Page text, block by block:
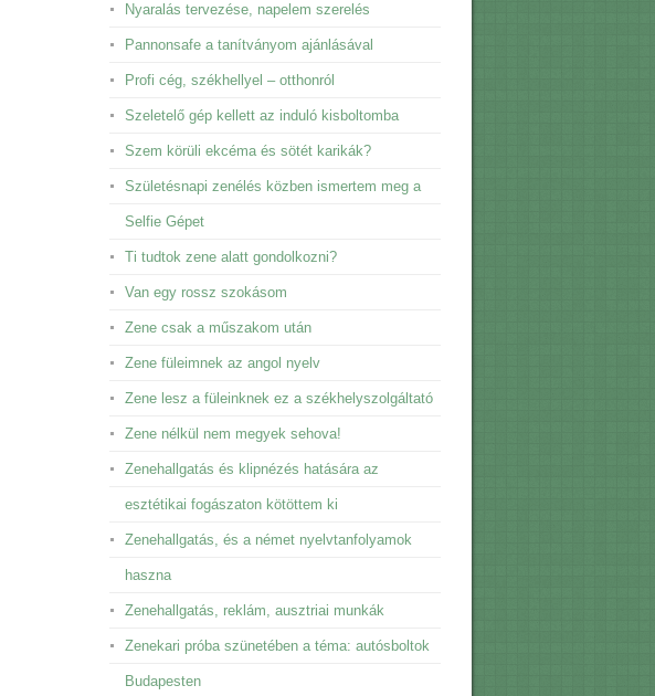
Nyaralás tervezése, napelem szerelés
Pannonsafe a tanítványom ajánlásával
Profi cég, székhellyel – otthonról
Szeletelő gép kellett az induló kisboltomba
Szem körüli ekcéma és sötét karikák?
Születésnapi zenélés közben ismertem meg a
Selfie Gépet
Ti tudtok zene alatt gondolkozni?
Van egy rossz szokásom
Zene csak a műszakom után
Zene füleimnek az angol nyelv
Zene lesz a füleinknek ez a székhelyszolgáltató
Zene nélkül nem megyek sehova!
Zenehallgatás és klipnézés hatására az
esztétikai fogászaton kötöttem ki
Zenehallgatás, és a német nyelvtanfolyamok
haszna
Zenehallgatás, reklám, ausztriai munkák
Zenekari próba szünetében a téma: autósboltok
Budapesten